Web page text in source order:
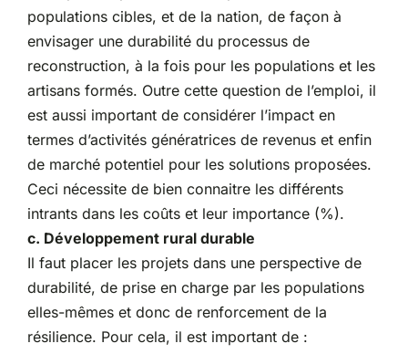
populations cibles, et de la nation, de façon à
envisager une durabilité du processus de
reconstruction, à la fois pour les populations et les
artisans formés. Outre cette question de l’emploi, il
est aussi important de considérer l’impact en
termes d’activités génératrices de revenus et enfin
de marché potentiel pour les solutions proposées.
Ceci nécessite de bien connaitre les différents
intrants dans les coûts et leur importance (%).
c. Développement rural durable
Il faut placer les projets dans une perspective de
durabilité, de prise en charge par les populations
elles-mêmes et donc de renforcement de la
résilience. Pour cela, il est important de :